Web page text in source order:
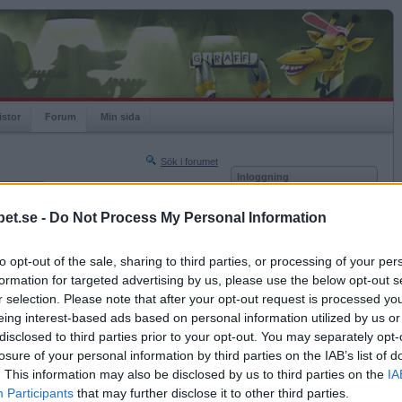
- Do Not Process My Personal Information
opt-out of the sale, sharing to third parties, or processing of your
for targeted advertising by us, please use the below opt-out
selection. Please note that after your opt-out request is processed
interest-based ads based on personal information utilized by us
to third parties prior to your opt-out. You may separately
of your personal information by third parties on the IAB’s list of
This information may also be disclosed by us to third parties on the
Participants that may further disclose it to other third parties.
Forum Min sida
Sök i forumet
Nästa sida »
2022-03-21 20:55
Inloggning
Kom ihåg mig
Glömt ditt lösenord?
Få ny aktiveringslänk
Betapet är gratis!